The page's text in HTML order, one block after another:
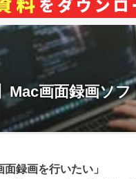
Mac画面録画ソ
面録画を行いたい」